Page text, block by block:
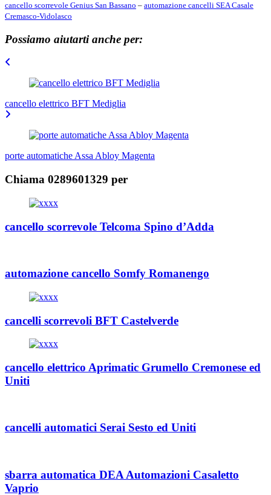
cancello scorrevole Genius San Bassano – automazione cancelli SEA Casale
Cremasco-Vidolasco
Possiamo aiutarti anche per:
Navigazione
articoli
cancello elettrico BFT Mediglia
porte automatiche Assa Abloy Magenta
Chiama 0289601329 per
cancello scorrevole Telcoma Spino d’Adda
automazione cancello Somfy Romanengo
cancelli scorrevoli BFT Castelverde
cancello elettrico Aprimatic Grumello Cremonese ed
Uniti
cancelli automatici Serai Sesto ed Uniti
sbarra automatica DEA Automazioni Casaletto
Vaprio